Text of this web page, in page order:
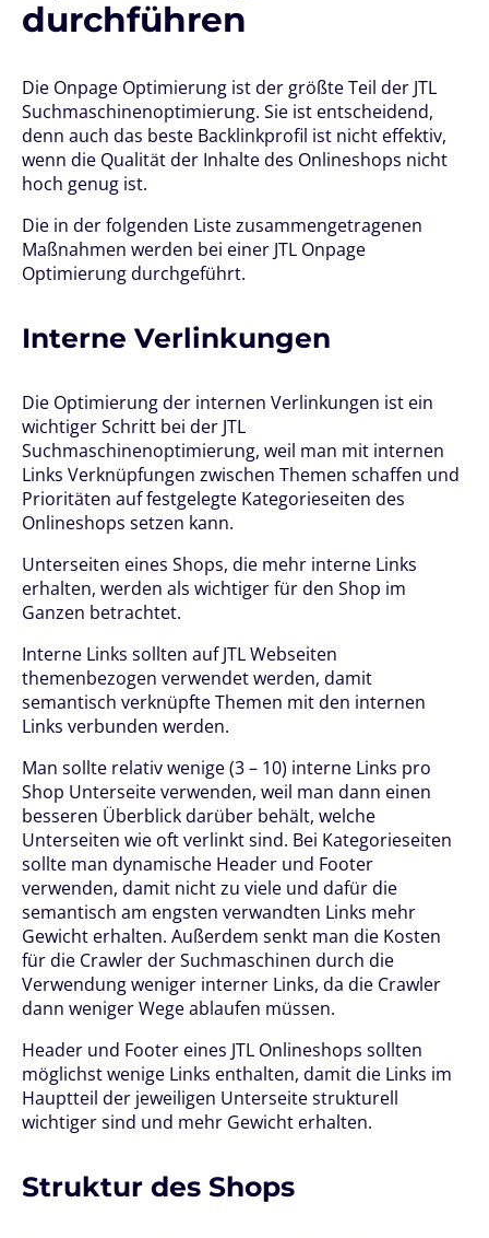
durchführen
Die Onpage Optimierung ist der größte Teil der JTL
Suchmaschinenoptimierung. Sie ist entscheidend,
denn auch das beste Backlinkprofil ist nicht effektiv,
wenn die Qualität der Inhalte des Onlineshops nicht
hoch genug ist.
Die in der folgenden Liste zusammengetragenen
Maßnahmen werden bei einer JTL Onpage
Optimierung durchgeführt.
Interne Verlinkungen
Die Optimierung der internen Verlinkungen ist ein
wichtiger Schritt bei der JTL
Suchmaschinenoptimierung, weil man mit internen
Links Verknüpfungen zwischen Themen schaffen und
Prioritäten auf festgelegte Kategorieseiten des
Onlineshops setzen kann.
Unterseiten eines Shops, die mehr interne Links
erhalten, werden als wichtiger für den Shop im
Ganzen betrachtet.
Interne Links sollten auf JTL Webseiten
themenbezogen verwendet werden, damit
semantisch verknüpfte Themen mit den internen
Links verbunden werden.
Man sollte relativ wenige (3 – 10) interne Links pro
Shop Unterseite verwenden, weil man dann einen
besseren Überblick darüber behält, welche
Unterseiten wie oft verlinkt sind. Bei Kategorieseiten
sollte man dynamische Header und Footer
verwenden, damit nicht zu viele und dafür die
semantisch am engsten verwandten Links mehr
Gewicht erhalten. Außerdem senkt man die Kosten
für die Crawler der Suchmaschinen durch die
Verwendung weniger interner Links, da die Crawler
dann weniger Wege ablaufen müssen.
Header und Footer eines JTL Onlineshops sollten
möglichst wenige Links enthalten, damit die Links im
Hauptteil der jeweiligen Unterseite strukturell
wichtiger sind und mehr Gewicht erhalten.
Struktur des Shops